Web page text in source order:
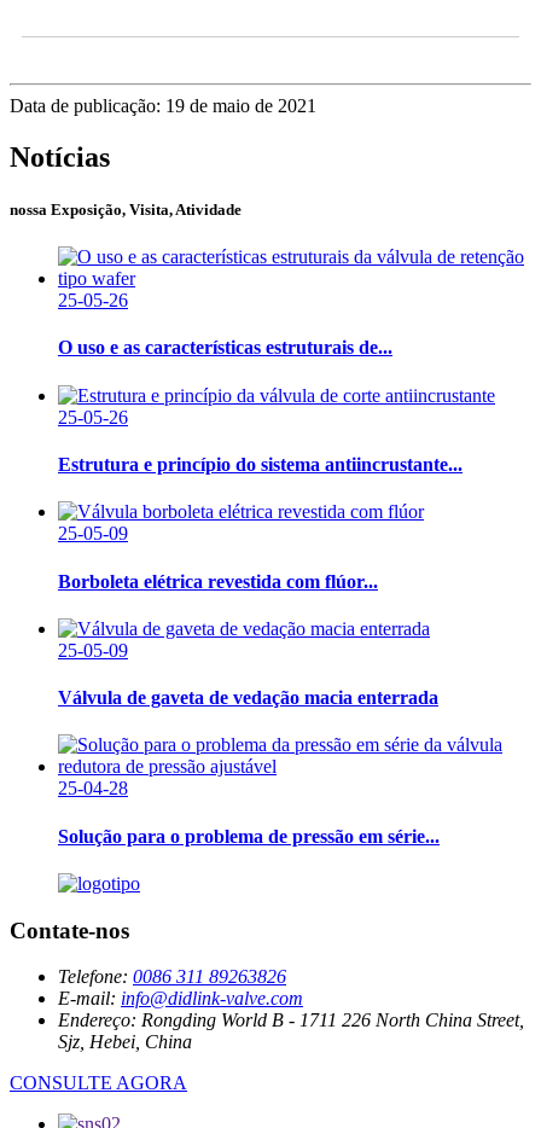
Data de publicação: 19 de maio de 2021
Notícias
nossa Exposição, Visita, Atividade
25-05-26
O uso e as características estruturais de...
25-05-26
Estrutura e princípio do sistema antiincrustante...
25-05-09
Borboleta elétrica revestida com flúor...
25-05-09
Válvula de gaveta de vedação macia enterrada
25-04-28
Solução para o problema de pressão em série...
Contate-nos
Telefone: 0086 311 89263826
E-mail: info@didlink-valve.com
Endereço: Rongding World B - 1711 226 North China Street,
Sjz, Hebei, China
CONSULTE AGORA